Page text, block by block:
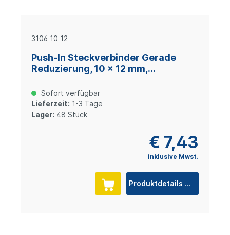
3106 10 12
Push-In Steckverbinder Gerade
Reduzierung, 10 x 12 mm,
Sofort verfügbar
Lieferzeit: 1-3 Tage
Lager: 48 Stück
€ 7,43
inklusive Mwst.
Produktdetails